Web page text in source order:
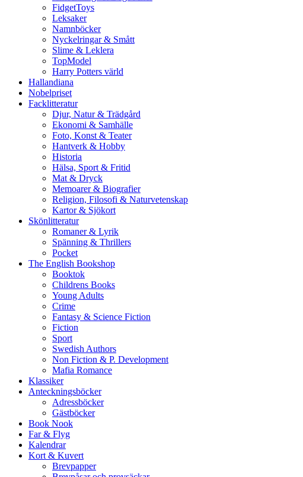
FidgetToys
Leksaker
Namnböcker
Nyckelringar & Smått
Slime & Leklera
TopModel
Harry Potters värld
Hallandiana
Nobelpriset
Facklitteratur
Djur, Natur & Trädgård
Ekonomi & Samhälle
Foto, Konst & Teater
Hantverk & Hobby
Historia
Hälsa, Sport & Fritid
Mat & Dryck
Memoarer & Biografier
Religion, Filosofi & Naturvetenskap
Kartor & Sjökort
Skönlitteratur
Romaner & Lyrik
Spänning & Thrillers
Pocket
The English Bookshop
Booktok
Childrens Books
Young Adults
Crime
Fantasy & Science Fiction
Fiction
Sport
Swedish Authors
Non Fiction & P. Development
Mafia Romance
Klassiker
Anteckningsböcker
Adressböcker
Gästböcker
Book Nook
Far & Flyg
Kalendrar
Kort & Kuvert
Brevpapper